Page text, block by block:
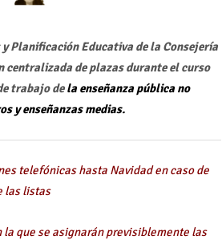
Planificación Educativa de la Consejería
centralizada de plazas durante el curso
trabajo dela enseñanza pública no
y enseñanzas medias.
telefónicas hasta Navidad en caso de
las listas
que se asignarán previsiblemente las